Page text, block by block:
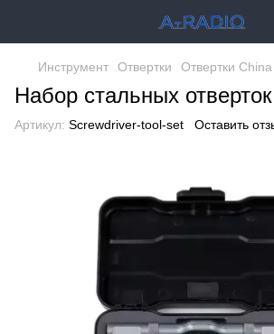
Инструмент Отвертки Отвертки China
Набор стальных
Артикул: Screwdriver-tool-set Оставить